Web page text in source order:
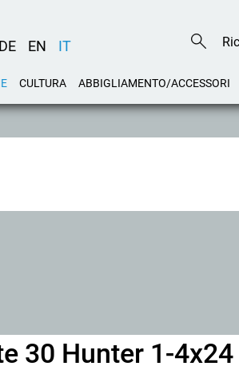
DE EN IT
CULTURA ABBIGLIAMENTO/ACCESSORI
30 Hunter 1-4x24